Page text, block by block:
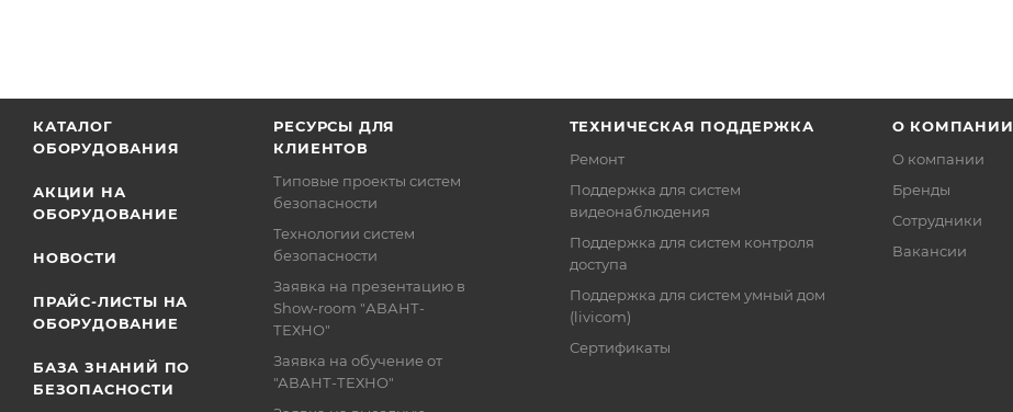
КАТАЛОГ
ОБОРУДОВАНИЯ
АКЦИИ НА
ОБОРУДОВАНИЕ
НОВОСТИ
ПРАЙС-ЛИСТЫ НА
ОБОРУДОВАНИЕ
БАЗА ЗНАНИЙ ПО
БЕЗОПАСНОСТИ
РЕСУРСЫ ДЛЯ
КЛИЕНТОВ
Типовые проекты систем
безопасности
Технологии систем
безопасности
Заявка на презентацию в
Show-room "АВАНТ-
ТЕХНО"
Заявка на обучение от
"АВАНТ-ТЕХНО"
ТЕХНИЧЕСКАЯ ПОДДЕРЖКА
Ремонт
Поддержка для систем
видеонаблюдения
Поддержка для систем контроля
доступа
Поддержка для систем умный дом
(livicom)
Сертификаты
О КОМПАНИИ
О компании
Бренды
Сотрудники
Вакансии